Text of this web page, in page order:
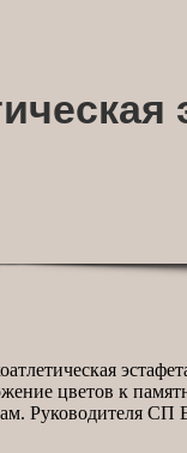
цветов к
Руководителя